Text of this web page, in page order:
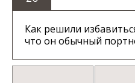
Как решили
что он обычный